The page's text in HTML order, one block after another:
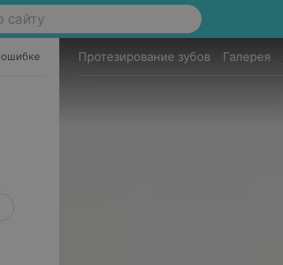
сайту
Протезирование зубов Галерея